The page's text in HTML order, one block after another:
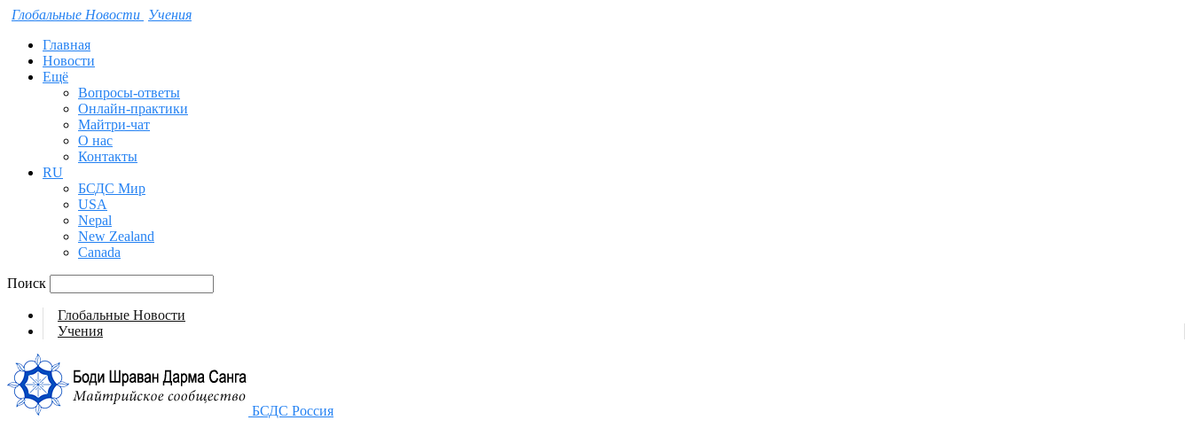
Глобальные Новости Учения
Главная
Новости
Ещё
Вопросы-ответы
Онлайн-практики
Майтри-чат
О нас
Контакты
RU
БСДС Мир
USA
Nepal
New Zealand
Canada
Поиск
Глобальные Новости
Учения
БСДС Россия